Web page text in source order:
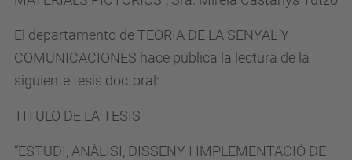
El departamento de TEORIA DE LA SENYAL Y
COMUNICACIONES hace pública la lectura de la
siguiente tesis doctoral:
TITULO DE LA TESIS
“ESTUDI, ANÀLISI, DISSENY I IMPLEMENTACIÓ DE